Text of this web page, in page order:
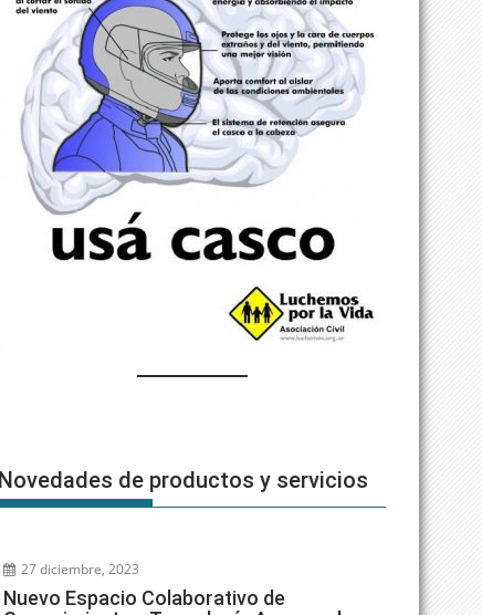
Novedades de productos y servicios
27 diciembre, 2023
Nuevo Espacio Colaborativo de